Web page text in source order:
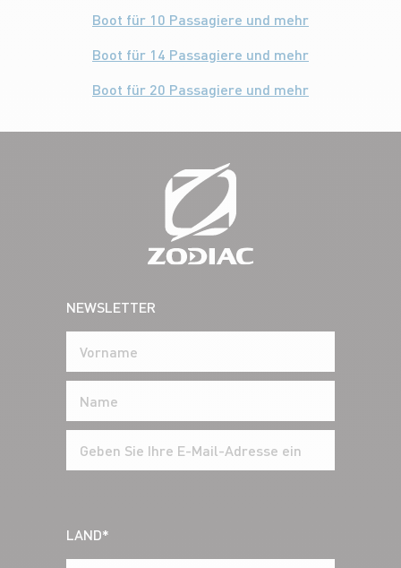
Boot für 10 Passagiere und mehr
Boot für 14 Passagiere und mehr
Boot für 20 Passagiere und mehr
NEWSLETTER
LAND*